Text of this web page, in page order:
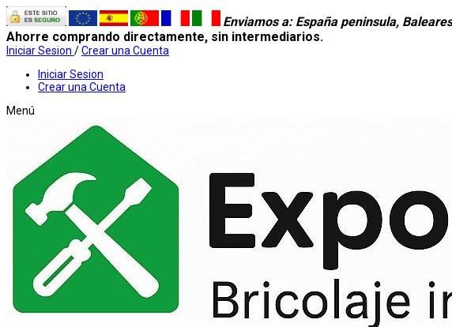
Enviamos a: España peninsula,
Ahorre comprando directamente, sin intermediarios.
Iniciar Sesion /Crear una Cuenta
Iniciar Sesion
Crear una Cuenta
Menú